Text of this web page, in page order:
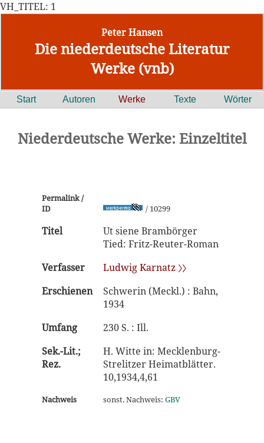
VH_TITEL: 1
Peter Hansen
Die niederdeutsche Literatur
Werke (vnb)
Start Autoren Werke Texte Wörter
Niederdeutsche Werke: Einzeltitel
Permalink /
ID
/ 10299
Titel
Ut siene Brambörger
Tied: Fritz-Reuter-Roman
Verfasser
Ludwig Karnatz 〉〉
Erschienen
Schwerin (Meckl.) : Bahn,
1934
Umfang
230 S. : Ill.
Sek.-Lit.;
Rez.
H. Witte in: Mecklenburg-
Strelitzer Heimatblätter.
10,1934,4,61
Nachweis sonst. Nachweis: GBV